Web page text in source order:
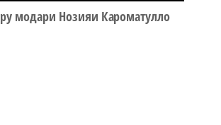
модари Нозияи Кароматулло